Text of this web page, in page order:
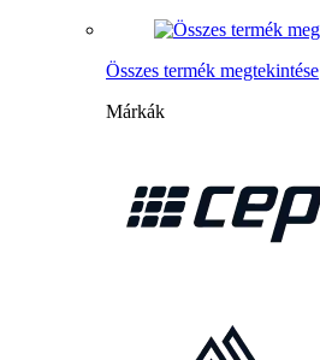
Összes termék megtekintése
Márkák